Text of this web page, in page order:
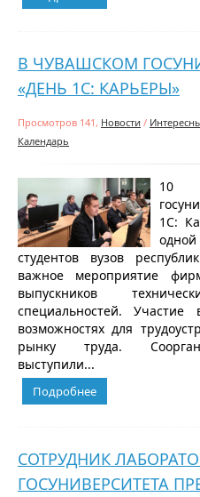
В ЧУВАШСКОМ
«ДЕНЬ 1С: КАРЬЕРЫ»
Просмотров 141, Новости /
Календарь
10
1С:
студентов вузов
важное мероприятие
выпускников
специальностей.
возможностях для
рынку труда.
выступили...
Подробнее
СОТРУДНИК
ГОСУНИВЕРСИТЕТА